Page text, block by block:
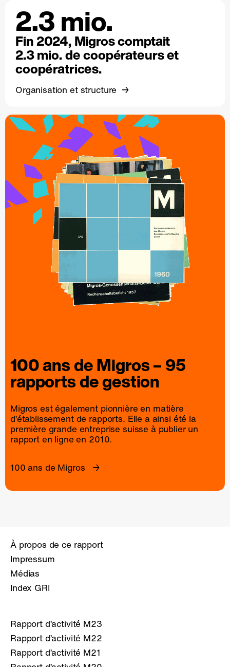
2.3 mio.
Fin 2024, Migros comptait
2.3 mio. de coopérateurs et
coopératrices.
Organisation et structure
100 ans deMigros– 95
rapportsdegestion
Migros est également pionnière en matière
d’établissement de rapports. Elle a ainsi été la
première grande entreprise suisse à publier un
rapport en ligne en 2010.
100 ans de Migros
À propos de ce rapport
Impressum
Médias
Index GRI
Rapport d’activité M23
Rapport d’activité M22
Rapport d’activité M21